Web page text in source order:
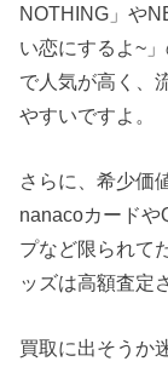
NOTHING」や
い恋にするよ~
で人気が高く、
やすいですよ。
さらに、希少価
nanacoカードや
プなど限られて
ッズは高額査定
買取に出そうか